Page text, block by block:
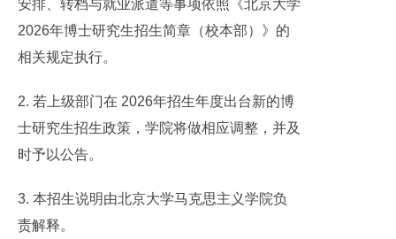
安排、转档与就业派遣等事项依照《北京大学
2026年博士研究生招生简章（校本部）》的
相关规定执行。
2. 若上级部门在 2026年招生年度出台新的博
士研究生招生政策，学院将做相应调整，并及
时予以公告。
3. 本招生说明由北京大学马克思主义学院负
责解释。